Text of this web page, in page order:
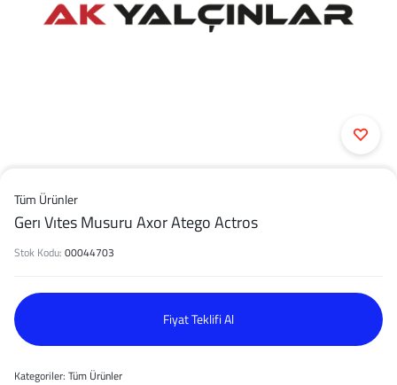
Tüm Ürünler
Gerı Vıtes Musuru Axor Atego Actros
Stok Kodu: 00044703
Fiyat Teklifi Al
Kategoriler: Tüm Ürünler